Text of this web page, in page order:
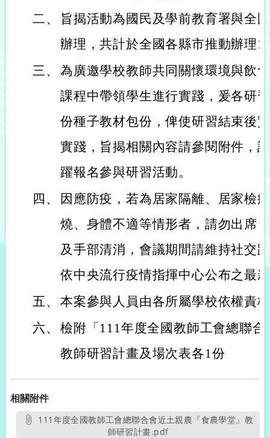
二、
旨揭活動為國民及學前教育署與全
辦理，共計於全國各縣市推動辦理
三、 為廣邀學校教師共同關懷環境與飲
課程中帶領學生進行實踐，爰各研
份種子教材包份，俾使研習結束後
實踐，旨揭相關內容請參閱附件，
躍報名參與研習活動。
四、
因應防疫，若為居家隔離、居家檢
燒、身體不適等情形者，請勿出席
及手部清消，會議期間請維持社交
依中央流行疫情指揮中心公布之最
五、 本案參與人員由各所屬學校依權責
六、 檢附「111年度全國教師工會總聯
教師研習計畫及場次表各1份
相關附件
師研習計畫.pdf另開新視窗